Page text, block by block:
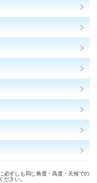
必ずしも同じ角度・高度・天候での
ださい。